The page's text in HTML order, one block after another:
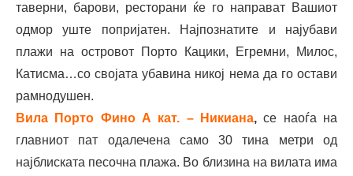
таверни, барови, ресторани ќе го направат Вашиот
одмор уште попријатен. Најпознатите и најубави
плажи на островот Порто Кацики, Егремни, Милос,
Катисма…со својата убавина никој нема да го остави
рамнодушен.
Вила Порто Фино А кат. – Никиана, сe наоѓа на
главниот пат одалечена само 30 тина метри од
најблиската песочна плажа. Во близина на вилата има